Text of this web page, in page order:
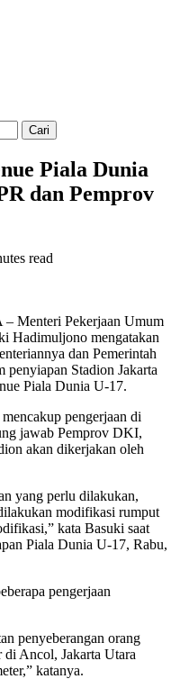
Piala Dunia
dan Pemprov
read
Menteri Pekerjaan Umum
Hadimuljono mengatakan
dan Pemerintah
Stadion Jakarta
Piala Dunia U-17.
pengerjaan di
jawab Pemprov DKI,
akan dikerjakan oleh
yang perlu dilakukan,
modifikasi rumput
kata Basuki saat
Piala Dunia U-17, Rabu,
pengerjaan
penyeberangan orang
di Ancol, Jakarta Utara
katanya.